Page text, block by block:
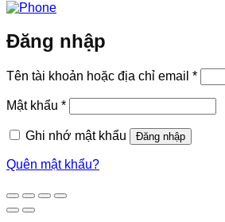
Đăng nhập
Tên tài khoản hoặc địa chỉ email *Bắt
buộc
Mật khẩu *Bắt
buộc
Ghi nhớ mật khẩu
Đăng nhập
Quên mật khẩu?